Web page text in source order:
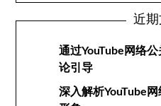
近
通过YouTube网络
论引导
深入解析YouTube